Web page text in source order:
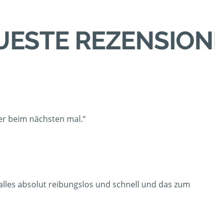
beim nächsten mal.“
absolut reibungslos und schnell und das zum